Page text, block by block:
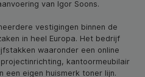
van Igor Soons.
vestigingen binnen de
in heel Europa. Het bedrijf
waaronder een online
kantoormeubilair
een eigen huismerk toner lijn.